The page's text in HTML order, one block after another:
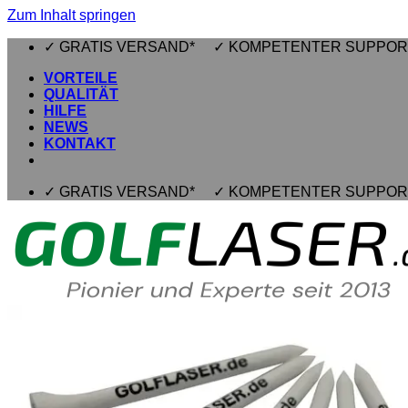
Zum Inhalt springen
✓ GRATIS VERSAND* ✓ KOMPETENTER
VORTEILE
QUALITÄT
HILFE
NEWS
KONTAKT
✓ GRATIS VERSAND* ✓ KOMPETENTER